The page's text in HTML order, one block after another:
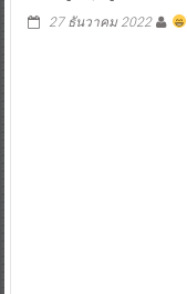
27 ธันวาคม 2022